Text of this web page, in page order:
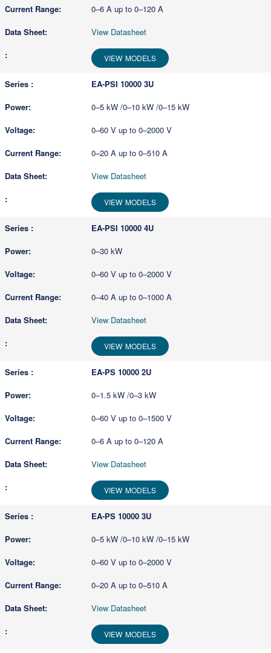
0–6 A up to 0–120 A
View Datasheet
VIEW MODELS
EA-PSI 10000 3U
0–5 kW /0–10 kW /0–15 kW
0–60 V up to 0–2000 V
0–20 A up to 0–510 A
View Datasheet
VIEW MODELS
EA-PSI 10000 4U
0–30 kW
0–60 V up to 0–2000 V
0–40 A up to 0–1000 A
View Datasheet
VIEW MODELS
EA-PS 10000 2U
0–1.5 kW /0–3 kW
0–60 V up to 0–1500 V
0–6 A up to 0–120 A
View Datasheet
VIEW MODELS
EA-PS 10000 3U
0–5 kW /0–10 kW /0–15 kW
0–60 V up to 0–2000 V
0–20 A up to 0–510 A
View Datasheet
VIEW MODELS